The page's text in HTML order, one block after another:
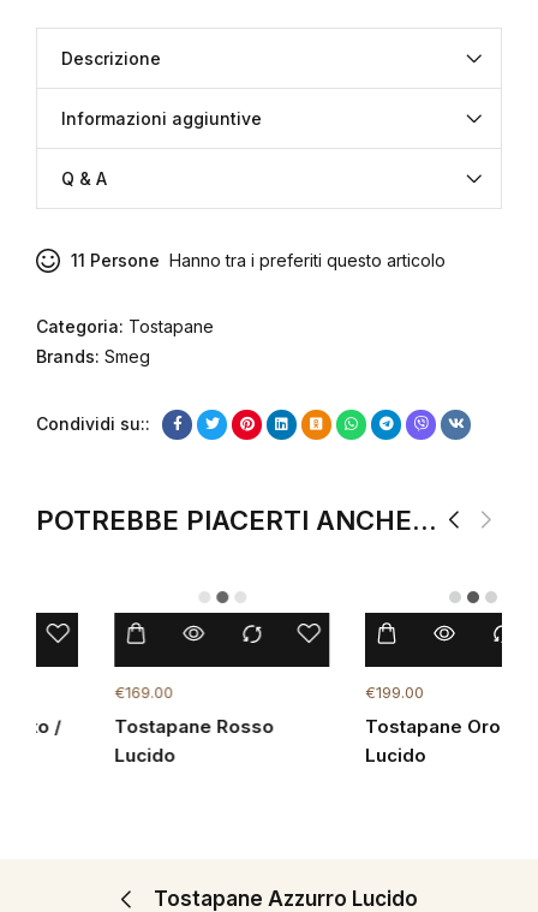
Descrizione
Informazioni aggiuntive
Q & A
11 Persone Hanno tra i preferiti questo articolo
Categoria: Tostapane
Brands: Smeg
Condividi su::
POTREBBE PIACERTI ANCHE...
Tostapane Rosso
Tostapane Oro Rosa
Tostapane Azzurro Lucido